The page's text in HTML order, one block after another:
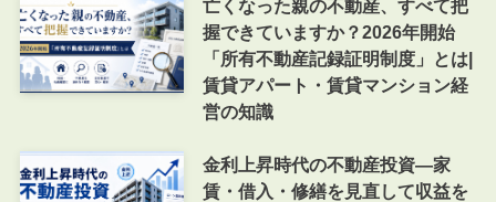
亡くなった親の不動産、すべて把
握できていますか？2026年開始
「所有不動産記録証明制度」とは|
賃貸アパート・賃貸マンション経
営の知識
金利上昇時代の不動産投資―家
賃・借入・修繕を見直して収益を